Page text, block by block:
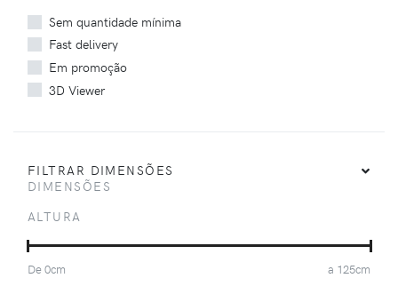
Sem quantidade mínima
Fast delivery
Em promoção
3D Viewer
FILTRAR DIMENSÕES
DIMENSÕES
ALTURA
De0cm a 125cm